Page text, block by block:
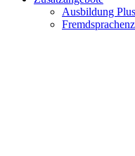
Ausbildung